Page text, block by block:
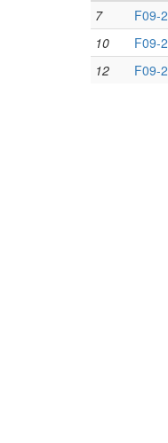
7
F09-2
10
F09-2
12
F09-2